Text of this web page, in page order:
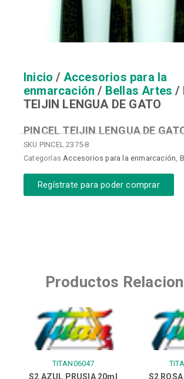
Inicio / Accesorios para la
enmarcación / Bellas Artes /
TEIJIN LENGUA DE GATO
PINCEL TEIJIN LENGUA DE
SKU PINCEL 2375-8
Categorías Accesorios para la enmarcación
Regístrate para poder comprar
Productos
TITAN06047
S2 AZUL PRUSIA 20ml S2